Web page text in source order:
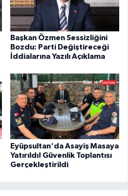
Başkan Özmen Sessizliğini
Bozdu: Parti Değiştireceği
İddialarına Yazılı Açıklama
Eyüpsultan'da Asayiş Masaya
Yatırıldı! Güvenlik Toplantısı
Gerçekleştirildi